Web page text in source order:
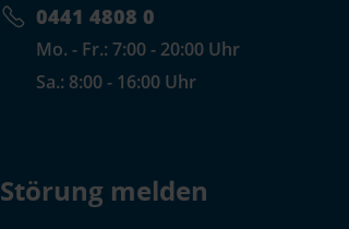
0441 4808 0
Mo. - Fr.: 7:00 - 20:00 Uhr
Sa.: 8:00 - 16:00 Uhr
Störung melden